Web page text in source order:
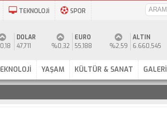
TEKNOLOJİ SPOR
DOLAR
47,711
%0,32
EURO
55,188
%2,59
ALTIN
6.660,545
YAŞAM KÜLTÜR & SANAT GALERİ